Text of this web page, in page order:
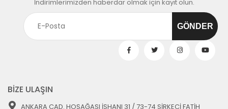
İndirimlerimizden haberdar olmak için kayıt olun.
BİZE ULAŞIN
ANKARA CAD. HOŞAĞASI İŞHANI 31 / 73-74 SİRKECİ FATİH